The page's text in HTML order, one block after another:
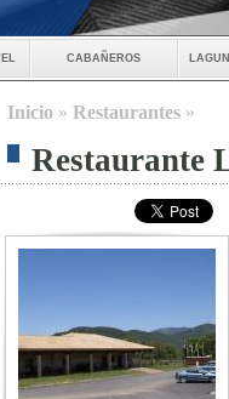
cabañeros
Inicio » Restaurantes »
Restaurante